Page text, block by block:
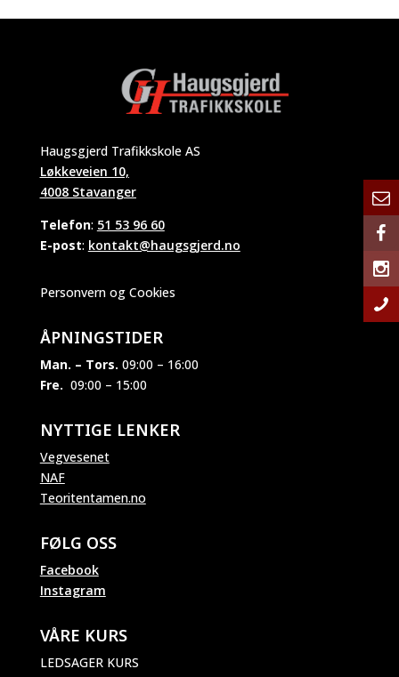
Haugsgjerd Trafikkskole AS
Løkkeveien 10,
4008 Stavanger
Telefon: 51 53 96 60
E-post: kontakt@haugsgjerd.no
Personvern og Cookies
ÅPNINGSTIDER
Man. – Tors. 09:00 – 16:00
Fre. 09:00 – 15:00
NYTTIGE LENKER
Vegvesenet
NAF
Teoritentamen.no
FØLG OSS
Facebook
Instagram
VÅRE KURS
LEDSAGER KURS